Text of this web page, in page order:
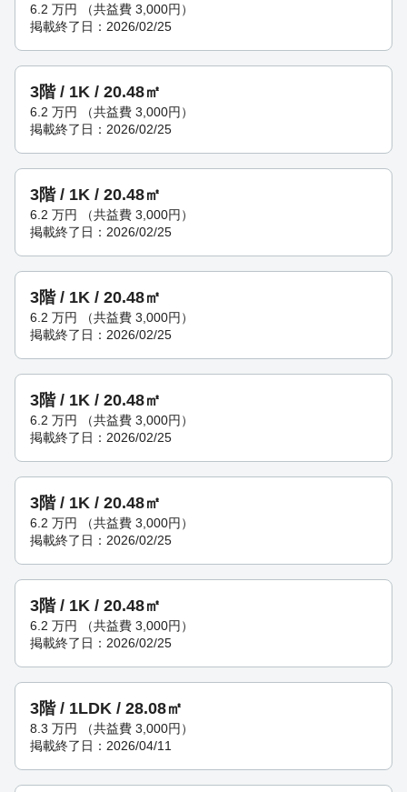
6.2 万円 （共益費 3,000円）
掲載終了日：2026/02/25
3階 / 1K / 20.48㎡
6.2 万円 （共益費 3,000円）
掲載終了日：2026/02/25
3階 / 1K / 20.48㎡
6.2 万円 （共益費 3,000円）
掲載終了日：2026/02/25
3階 / 1K / 20.48㎡
6.2 万円 （共益費 3,000円）
掲載終了日：2026/02/25
3階 / 1K / 20.48㎡
6.2 万円 （共益費 3,000円）
掲載終了日：2026/02/25
3階 / 1K / 20.48㎡
6.2 万円 （共益費 3,000円）
掲載終了日：2026/02/25
3階 / 1K / 20.48㎡
6.2 万円 （共益費 3,000円）
掲載終了日：2026/02/25
3階 / 1LDK / 28.08㎡
8.3 万円 （共益費 3,000円）
掲載終了日：2026/04/11